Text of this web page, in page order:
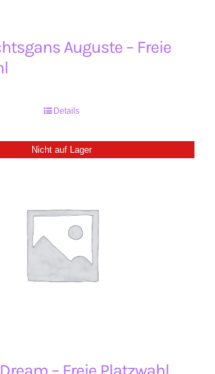
Auguste – Freie
Details
Nicht auf Lager